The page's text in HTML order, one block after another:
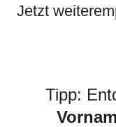
Jetzt
Tipp: